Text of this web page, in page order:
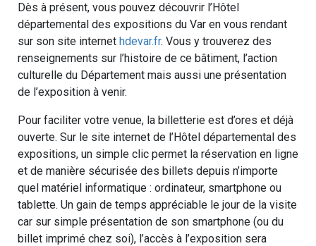
Dès à présent, vous pouvez découvrir l’Hôtel
départemental des expositions du Var en vous rendant
sur son site internet hdevar.fr. Vous y trouverez des
renseignements sur l’histoire de ce bâtiment, l’action
culturelle du Département mais aussi une présentation
de l’exposition à venir.
Pour faciliter votre venue, la billetterie est d’ores et déjà
ouverte. Sur le site internet de l’Hôtel départemental des
expositions, un simple clic permet la réservation en ligne
et de manière sécurisée des billets depuis n’importe
quel matériel informatique : ordinateur, smartphone ou
tablette. Un gain de temps appréciable le jour de la visite
car sur simple présentation de son smartphone (ou du
billet imprimé chez soi), l’accès à l’exposition sera